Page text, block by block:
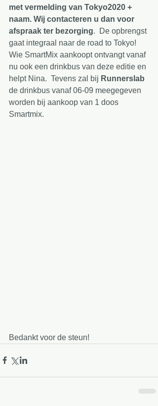
met vermelding van Tokyo2020 +
naam. Wij contacteren u dan voor
afspraak ter bezorging.  De opbrengst
gaat integraal naar de road to Tokyo!
Wie SmartMix aankoopt ontvangt vanaf
nu ook een drinkbus van deze editie en
helpt Nina.  Tevens zal bij Runnerslab
de drinkbus vanaf 06-09 meegegeven
worden bij aankoop van 1 doos
Smartmix.
Bedankt voor de steun!